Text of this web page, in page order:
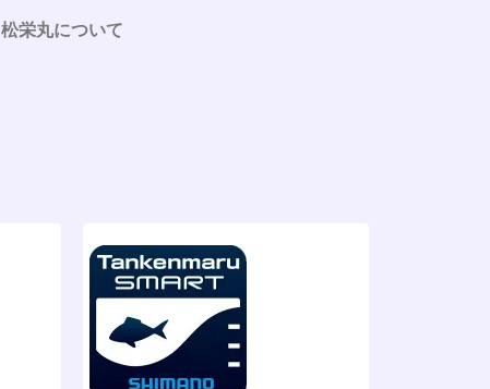
松栄丸について